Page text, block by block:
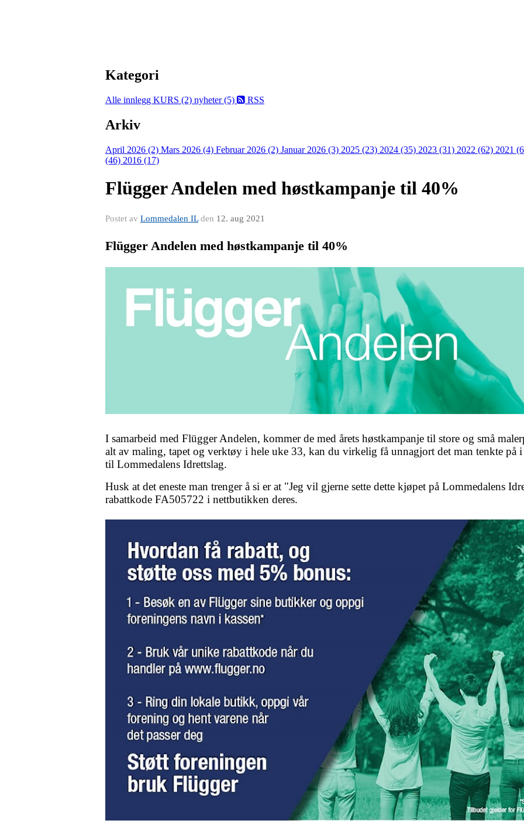
Kategori
Alle innlegg KURS (2) nyheter (5) RSS
Arkiv
April 2026 (2) Mars 2026 (4) Februar 2026 (2) Januar 2026 (3) 2025 (23) 2024 (35) 2023 (31) 2022 (62) 2021
(46) 2016 (17)
Flügger Andelen med høstkampanje til 40%
Postet av Lommedalen ILden 12. aug 2021
Flügger Andelen med høstkampanje til 40%
I samarbeid med Flügger Andelen, kommer de med årets høstkampanje til store og små
alt av maling, tapet og verktøy i hele uke 33, kan du virkelig få unnagjort det man tenkte på
til Lommedalens Idrettslag.
Husk at det eneste man trenger å si er at "Jeg vil gjerne sette dette kjøpet på Lommedalens
rabattkode FA505722 i nettbutikken deres.